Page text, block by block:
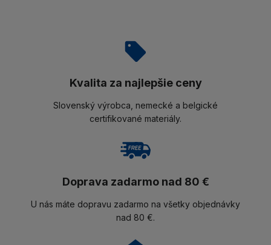
Kvalita za najlepšie ceny
Slovenský výrobca, nemecké a belgické
certifikované materiály.
Doprava zadarmo nad 80 €
U nás máte dopravu zadarmo na všetky objednávky
nad 80 €.